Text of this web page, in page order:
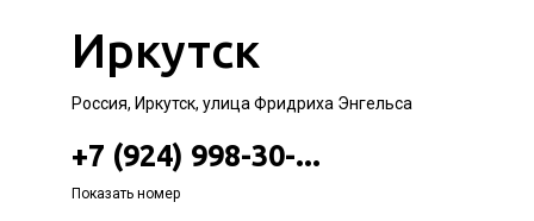
Иркутск
Россия, Иркутск, улица Фридриха Энгельса
+7 (924) 998-30-...
Показать номер